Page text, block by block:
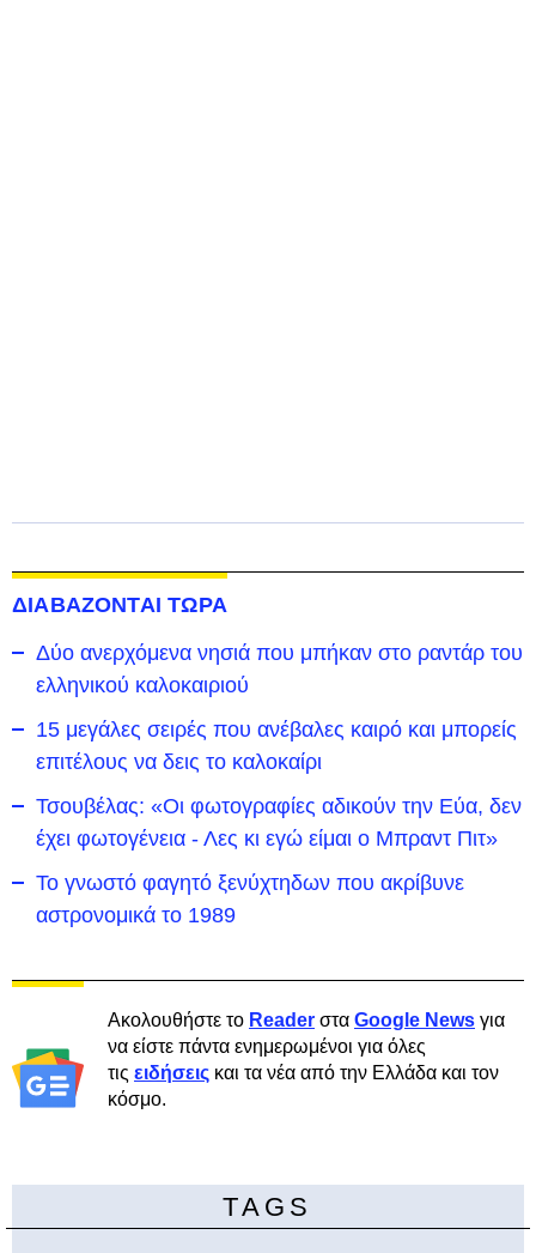
ΔΙΑΒΑΖΟΝΤΑΙ ΤΩΡΑ
Δύο ανερχόμενα νησιά που μπήκαν στο ραντάρ του
ελληνικού καλοκαιριού
15 μεγάλες σειρές που ανέβαλες καιρό και μπορείς
επιτέλους να δεις το καλοκαίρι
Τσουβέλας: «Οι φωτογραφίες αδικούν την Εύα, δεν
έχει φωτογένεια - Λες κι εγώ είμαι ο Μπραντ Πιτ»
Το γνωστό φαγητό ξενύχτηδων που ακρίβυνε
αστρονομικά το 1989
Ακολουθήστε το Reader στα Google News για
να είστε πάντα ενημερωμένοι για όλες
τις ειδήσεις και τα νέα από την Ελλάδα και τον
κόσμο.
TAGS